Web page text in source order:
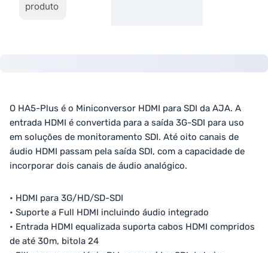
produto
O HA5-Plus é o Miniconversor HDMI para SDI da AJA. A
entrada HDMI é convertida para a saída 3G-SDI para uso
em soluções de monitoramento SDI. Até oito canais de
áudio HDMI passam pela saída SDI, com a capacidade de
incorporar dois canais de áudio analógico.
• HDMI para 3G/HD/SD-SDI
• Suporte a Full HDMI incluindo áudio integrado
• Entrada HDMI equalizada suporta cabos HDMI compridos
de até 30m, bitola 24